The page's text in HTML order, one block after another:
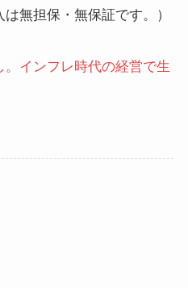
無担保・無保証です。）
インフレ時代の経営で生